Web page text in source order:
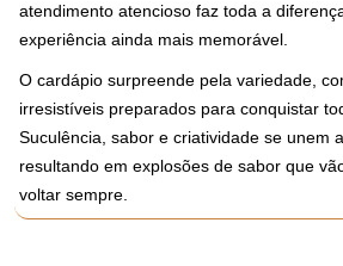
atendimento atencioso faz toda a
experiência ainda mais memorável.
O cardápio surpreende pela variedade,
irresistíveis preparados para conquistar
Suculência, sabor e criatividade se unem
resultando em explosões de sabor que
voltar sempre.